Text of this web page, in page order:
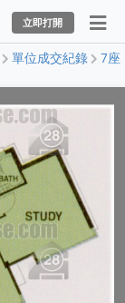
立即打開
單位成交紀錄
7座